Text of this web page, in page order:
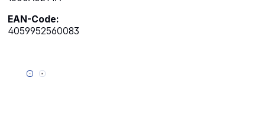
EAN-Code:
4059952560083
Bildergalerie überspringen